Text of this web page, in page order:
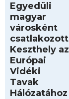
Egyedüli
magyar
városként
csatlakozott
Keszthely az
Európai
Vidéki
Tavak
Hálózatához